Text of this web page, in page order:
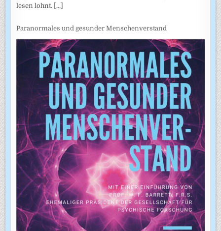
lesen lohnt. [...]
Paranormales und gesunder Menschenverstand